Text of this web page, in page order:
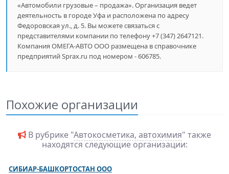
«Автомобили грузовые – продажа». Организация ведет
деятельность в городе Уфа и расположена по адресу
Федоровская ул., д. 5. Вы можете связаться с
представителями компании по телефону +7 (347) 2647121.
Компания ОМЕГА-АВТО ООО размещена в справочнике
предприятий Sprax.ru под номером - 606785.
Похожие организации
В рубрике "Автокосметика, автохимия" также
находятся следующие организации:
СИБИАР-БАШКОРТОСТАН ООО